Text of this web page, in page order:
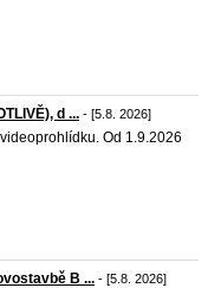
d ... - [5.8. 2026]
Od 1.9.2026
B ... - [5.8. 2026]